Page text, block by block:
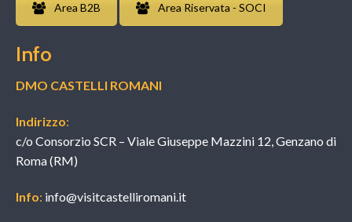
Area B2B Area Riservata - SOCI
Info
DMO CASTELLI ROMANI
Indirizzo:
c/o Consorzio SCR – Viale Giuseppe Mazzini 12, Genzano di
Roma (RM)
Info: info@visitcastelliromani.it